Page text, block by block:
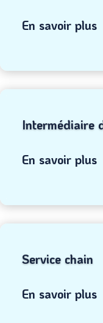
En savoir plus
Intermédiaire
En savoir plus
Service chain
En savoir plus